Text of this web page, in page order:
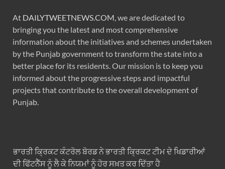
At DAILYTWEETNEWS.COM, we are dedicated to
bringing you the latest and most comprehensive
information about the initiatives and schemes undertaken
by the Punjab government to transform the state into a
better place for its residents. Our mission is to keep you
informed about the progressive steps and impactful
projects that contribute to the overall development of
Punjab.
ਭਾਰਤੀ ਕ੍ਰਿਕਟ ਕੰਟਰੋਲ ਬੋਰਡ ਨੇ ਭਾਰਤੀ ਕ੍ਰਿਕਟ ਟੀਮ ਦੇ ਖਿਡਾਰੀਆਂ
ਦੀ ਫਿੱਟਨੈੱਸ ਨੂੰ ਲੈ ਕੇ ਨਿਯਮਾਂ ਨੂੰ ਹੋਰ ਸਖ਼ਤ ਕਰ ਦਿੱਤਾ ਹੈ